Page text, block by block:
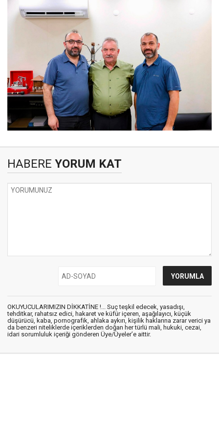
HABERE YORUM KAT
OKUYUCULARIMIZIN DİKKATİNE !... Suç teşkil edecek, yasadışı,
tehditkar, rahatsız edici, hakaret ve küfür içeren, aşağılayıcı, küçük
düşürücü, kaba, pornografik, ahlaka aykırı, kişilik haklarına zarar verici ya
da benzeri niteliklerde içeriklerden doğan her türlü mali, hukuki, cezai,
idari sorumluluk içeriği gönderen Üye/Üyeler’e aittir.